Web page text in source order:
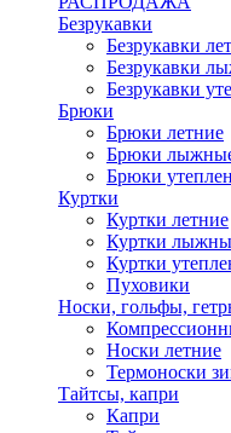
Безрукавки
Безрукавки
Безрукавки
Безрукавки
Брюки
Брюки летние
Брюки
Брюки
Куртки
Куртки летние
Куртки
Куртки
Пуховики
Носки, гольфы,
Носки летние
Термоноски
Тайтсы, капри
Капри